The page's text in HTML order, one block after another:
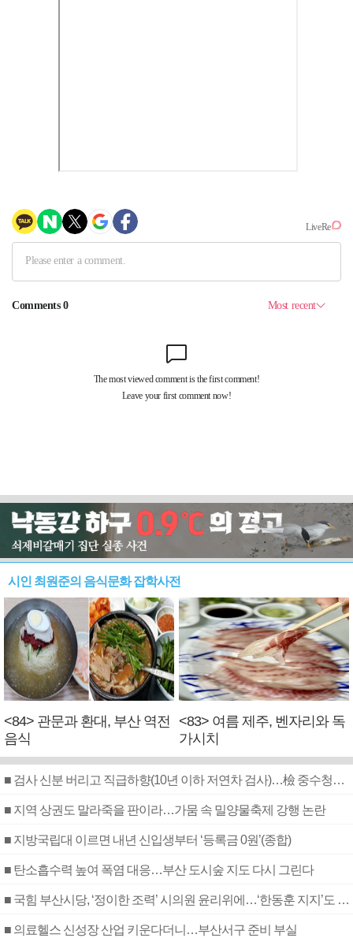
시인 최원준의 음식문화 잡학사전
<84> 관문과 환대, 부산 역전
음식
<83> 여름 제주, 벤자리와 독
가시치
■ 검사 신분 버리고 직급하향(10년 이하 저연차 검사)…檢 중수청행 기피
■ 지역 상권도 말라죽을 판이라…가뭄 속 밀양물축제 강행 논란
■ 지방국립대 이르면 내년 신입생부터 ‘등록금 0원’(종합)
■ 탄소흡수력 높여 폭염 대응…부산 도시숲 지도 다시 그린다
■ 국힘 부산시당, ‘정이한 조력’ 시의원 윤리위에…‘한동훈 지지’도 신고접수
■ 의료헬스 신성장 산업 키운다더니…부산서구 준비 부실